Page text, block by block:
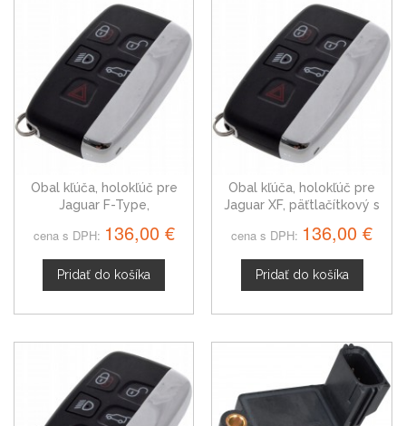
Obal kľúča, holokľúč pre
Jaguar F-Type,
cena s DPH: 136,00 €
Pridať do košíka
Obal kľúča, holokľúč pre
Jaguar XF, päťtlačítkový s
cena s DPH: 136,00 €
Pridať do košíka